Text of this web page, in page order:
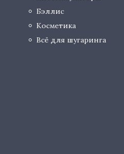
Бэллис
Косметика
Всё для шугаринга